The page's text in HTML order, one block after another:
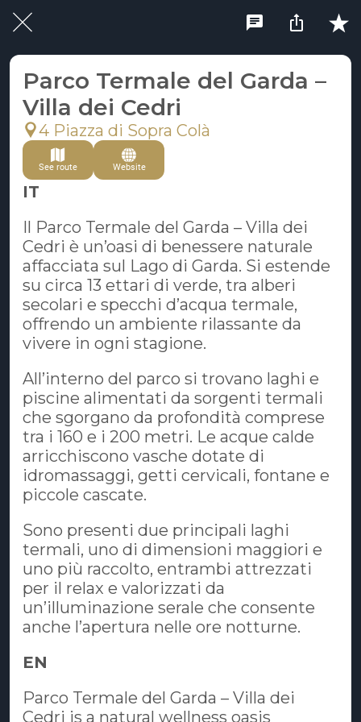
Parco Termale del Garda –
Villa dei Cedri
4 Piazza di Sopra Colà
See route Website
IT
Il Parco Termale del Garda – Villa dei
Cedri è un’oasi di benessere naturale
affacciata sul Lago di Garda. Si estende
su circa 13 ettari di verde, tra alberi
secolari e specchi d’acqua termale,
offrendo un ambiente rilassante da
vivere in ogni stagione.
All’interno del parco si trovano laghi e
piscine alimentati da sorgenti termali
che sgorgano da profondità comprese
tra i 160 e i 200 metri. Le acque calde
arricchiscono vasche dotate di
idromassaggi, getti cervicali, fontane e
piccole cascate.
Sono presenti due principali laghi
termali, uno di dimensioni maggiori e
uno più raccolto, entrambi attrezzati
per il relax e valorizzati da
un’illuminazione serale che consente
anche l’apertura nelle ore notturne.
EN
Parco Termale del Garda – Villa dei
Cedri is a natural wellness oasis